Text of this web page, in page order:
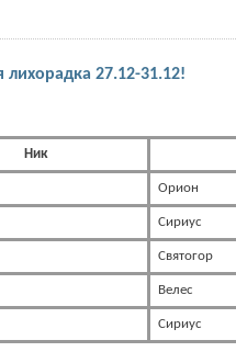
27.12-31.12!
Ник
Орион
Сириус
Святогор
Велес
Сириус